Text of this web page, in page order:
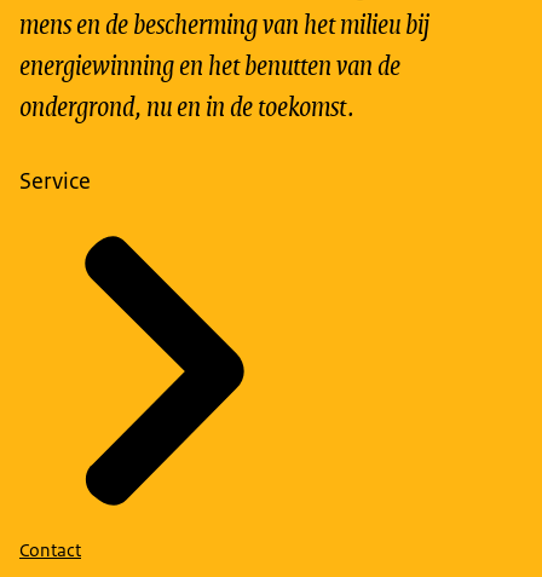
mens en de bescherming van het milieu bij
energiewinning en het benutten van de
ondergrond, nu en in de toekomst.
Service
Contact